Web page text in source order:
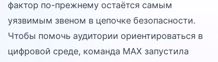
фактор по-прежнему остаётся самым
уязвимым звеном в цепочке безопасности.
Чтобы помочь аудитории ориентироваться в
цифровой среде, команда MAX запустила